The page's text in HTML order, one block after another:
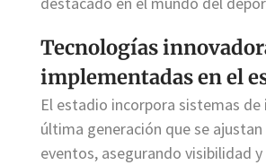
Tecnologías
implementadas en el
El estadio incorpora sistemas
última generación que se
eventos, asegurando visibilidad